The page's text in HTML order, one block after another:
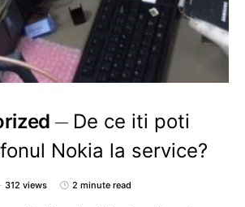
De ce iti poti
Nokia la service?
312 views 2 minute read